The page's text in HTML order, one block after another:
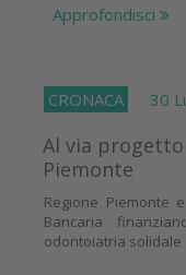
Approfondisci
CRONACA 30
Al via
Piemonte
Regione Piemonte
Bancaria
odontoiatria solidale